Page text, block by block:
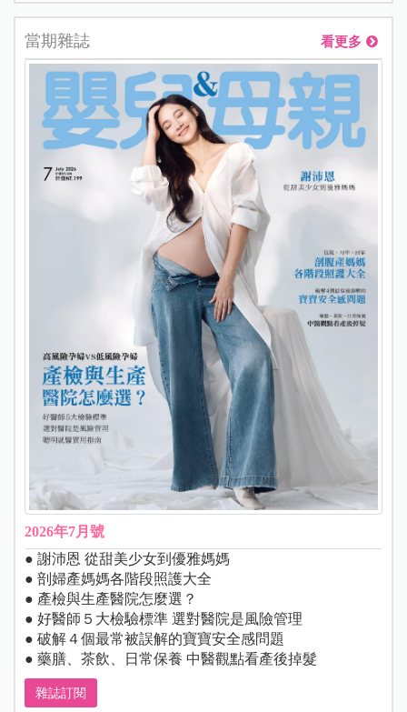
當期雜誌 看更多
2026年7月號
● 謝沛恩 從甜美少女到優雅媽媽
● 剖婦產媽媽各階段照護大全
● 產檢與生產醫院怎麼選？
● 好醫師５大檢驗標準 選對醫院是風險管理
● 破解４個最常被誤解的寶寶安全感問題
● 藥膳、茶飲、日常保養 中醫觀點看產後掉髮
雜誌訂閱